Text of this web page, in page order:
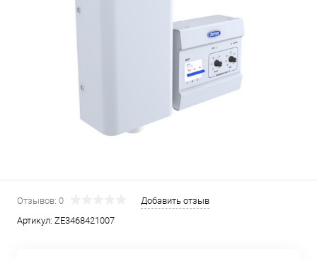
Отзывов: 0
Добавить отзыв
Артикул: ZE3468421007